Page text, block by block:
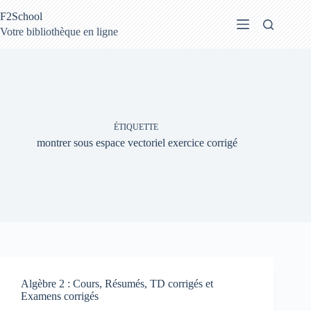
au
contenu
F2School
Votre bibliothèque en ligne
ÉTIQUETTE
montrer sous espace vectoriel exercice corrigé
Algèbre 2 : Cours, Résumés, TD corrigés et
Examens corrigés